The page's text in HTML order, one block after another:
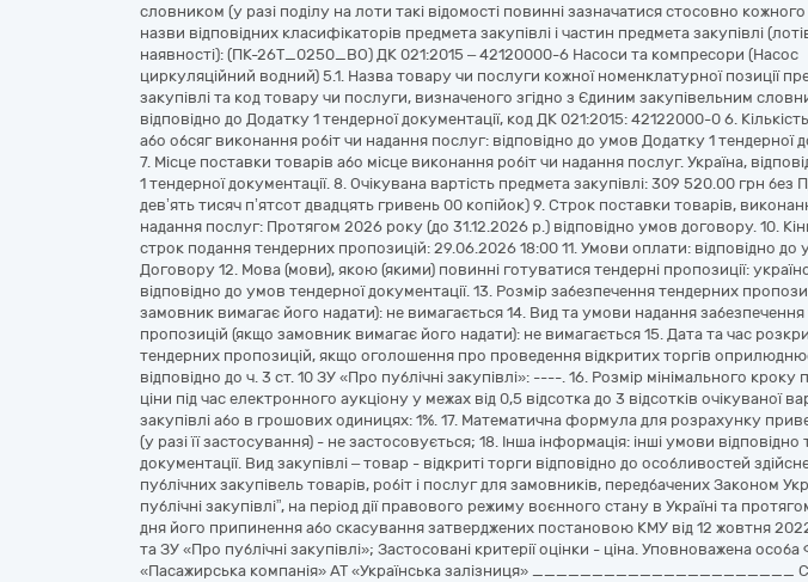
словником (у разі поділу на лоти такі відомості повинні зазначатися стосовно
назви відповідних класифікаторів предмета закупівлі і частин предмета закупівлі
наявності): (ПК-26Т_0250_ВО) ДК 021:2015 – 42120000-6 Насоси та компресори (Насос
циркуляційний водний) 5.1. Назва товару чи послуги кожної номенклатурної позиції
закупівлі та код товару чи послуги, визначеного згідно з Єдиним закупівельним
відповідно до Додатку 1 тендерної документації, код ДК 021:2015: 42122000-0 6.
або обсяг виконання робіт чи надання послуг: відповідно до умов Додатку 1 тендерної
7. Місце поставки товарів або місце виконання робіт чи надання послуг. Україна,
1 тендерної документації. 8. Очікувана вартість предмета закупівлі: 309 520.00 грн без
дев’ять тисяч п’ятсот двадцять гривень 00 копійок) 9. Строк поставки товарів,
надання послуг: Протягом 2026 року (до 31.12.2026 р.) відповідно умов договору. 10.
строк подання тендерних пропозицій: 29.06.2026 18:00 11. Умови оплати: відповідно до
Договору 12. Мова (мови), якою (якими) повинні готуватися тендерні пропозиції:
відповідно до умов тендерної документації. 13. Розмір забезпечення тендерних
замовник вимагає його надати): не вимагається 14. Вид та умови надання
пропозицій (якщо замовник вимагає його надати): не вимагається 15. Дата та час
тендерних пропозицій, якщо оголошення про проведення відкритих торгів
відповідно до ч. 3 ст. 10 ЗУ «Про публічні закупівлі»: ----. 16. Розмір мінімального кроку
ціни під час електронного аукціону у межах від 0,5 відсотка до 3 відсотків очікуваної
закупівлі або в грошових одиницях: 1%. 17. Математична формула для розрахунку
(у разі її застосування) - не застосовується; 18. Інша інформація: інші умови відповідно
документації. Вид закупівлі – товар - відкриті торги відповідно до особливостей
публічних закупівель товарів, робіт і послуг для замовників, передбачених Законом
публічні закупівлі”, на період дії правового режиму воєнного стану в Україні та
дня його припинення або скасування затверджених постановою КМУ від 12 жовтня
та ЗУ «Про публічні закупівлі»; Застосовані критерії оцінки - ціна. Уповноважена особа
«Пасажирська компанія» АТ «Українська залізниця» ______________________